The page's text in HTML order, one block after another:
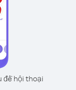
đề hội thoại